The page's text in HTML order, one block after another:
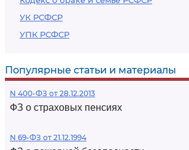
УК РСФСР
УПК РСФСР
Популярные статьи и материалы
N 400-ФЗ от 28.12.2013
ФЗ о страховых пенсиях
N 69-ФЗ от 21.12.1994